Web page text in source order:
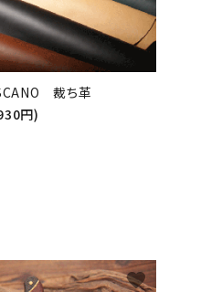
裁ち革
円)
favorite